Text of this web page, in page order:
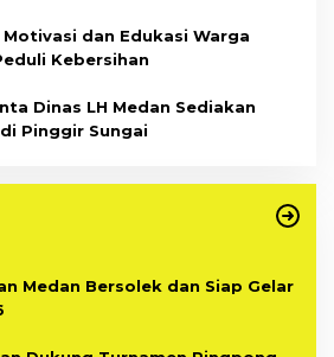
Motivasi dan Edukasi Warga
Kebersihan
Dinas LH Medan Sediakan
Pinggir Sungai
Medan Bersolek dan Siap Gelar